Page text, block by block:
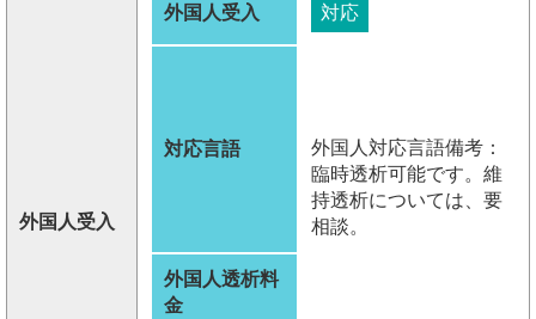
外国人受入
外国人受入 対応
対応言語
外国人対応言語備考：
臨時透析可能です。維
持透析については、要
相談。
外国人透析料
金